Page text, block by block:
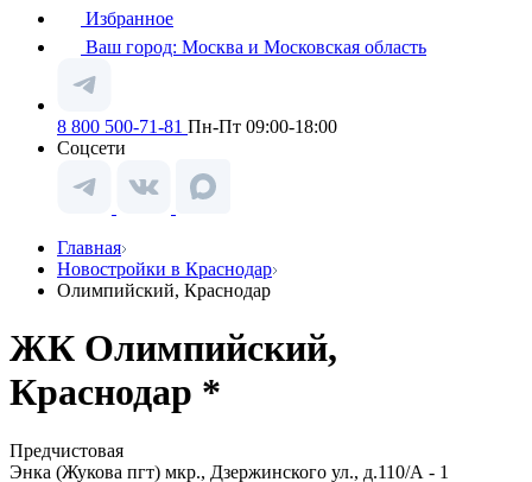
Избранное
Ваш город: Москва и Московская область
8 800 500-71-81 Пн-Пт 09:00-18:00
Соцсети
Главная
Новостройки в Краснодар
Олимпийский, Краснодар
ЖК Олимпийский,
Краснодар *
Предчистовая
Энка (Жукова пгт) мкр., Дзержинского ул., д.110/А - 1